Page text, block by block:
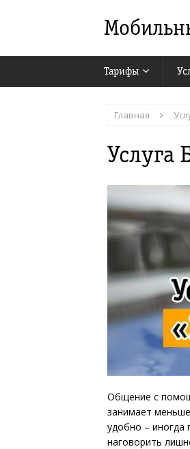
Тарифы
Главная
Услуга
Общение с
занимает
удобно –
наговорить